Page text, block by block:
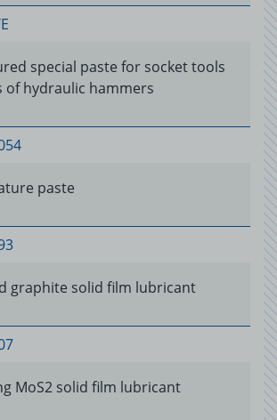
special paste for socket tools
of hydraulic hammers
paste
graphite solid film lubricant
MoS2 solid film lubricant